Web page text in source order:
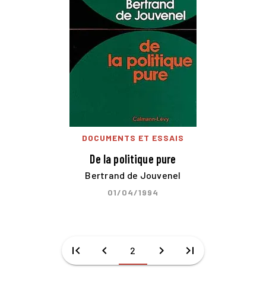
DOCUMENTS ET ESSAIS
De la politique pure
Bertrand de Jouvenel
01/04/1994
first_page chevron_left 2 chevron_right last_page